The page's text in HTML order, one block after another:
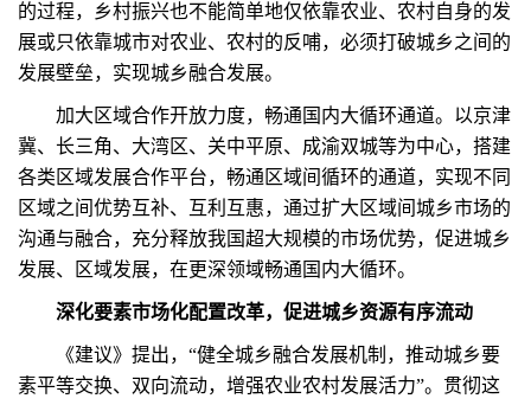
的过程，乡村振兴也不能简单地仅依靠农业、农村自身的发
展或只依靠城市对农业、农村的反哺，必须打破城乡之间的
发展壁垒，实现城乡融合发展。
加大区域合作开放力度，畅通国内大循环通道。以京津
冀、长三角、大湾区、关中平原、成渝双城等为中心，搭建
各类区域发展合作平台，畅通区域间循环的通道，实现不同
区域之间优势互补、互利互惠，通过扩大区域间城乡市场的
沟通与融合，充分释放我国超大规模的市场优势，促进城乡
发展、区域发展，在更深领域畅通国内大循环。
深化要素市场化配置改革，促进城乡资源有序流动
《建议》提出，“健全城乡融合发展机制，推动城乡要
素平等交换、双向流动，增强农业农村发展活力”。贯彻这